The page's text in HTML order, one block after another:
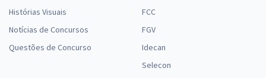
Histórias Visuais
Notícias de Concursos
Questões de Concurso
FCC
FGV
Idecan
Selecon